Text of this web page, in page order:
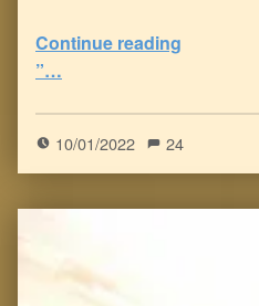
Continue reading
”…
10/01/2022 24